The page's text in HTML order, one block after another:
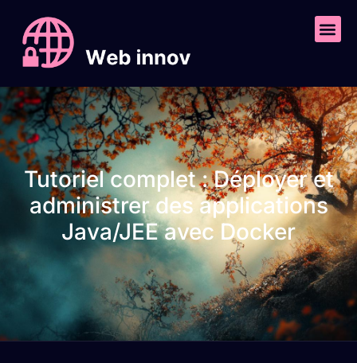
Tutoriel complet : Déployer et
administrer des applications
Java/JEE avec Docker